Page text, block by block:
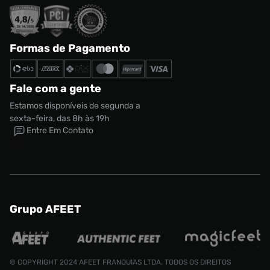
Formas de Pagamento
Fale com a gente
Estamos disponíveis de segunda a
sexta-feira, das 8h às 19h
Entre Em Contato
Grupo AFEET
© COPYRIGHT 2024 AFEET FRANQUIAS LTDA. TODOS OS DIREITOS